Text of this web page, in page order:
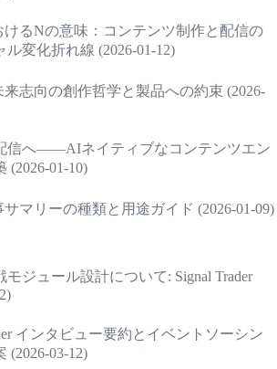
けるNの意味：コンテンツ制作と配信の
ル変化折れ線 (2026-01-12)
志向の創作哲学と製品への約束 (2026-
信へ――AIネイティブなコンテンツエン
(2026-01-10)
マリーの種類と用途ガイド (2026-01-09)
モジュール設計について: Signal Trader
インタビュー要約とイベントソーシン
(2026-03-12)